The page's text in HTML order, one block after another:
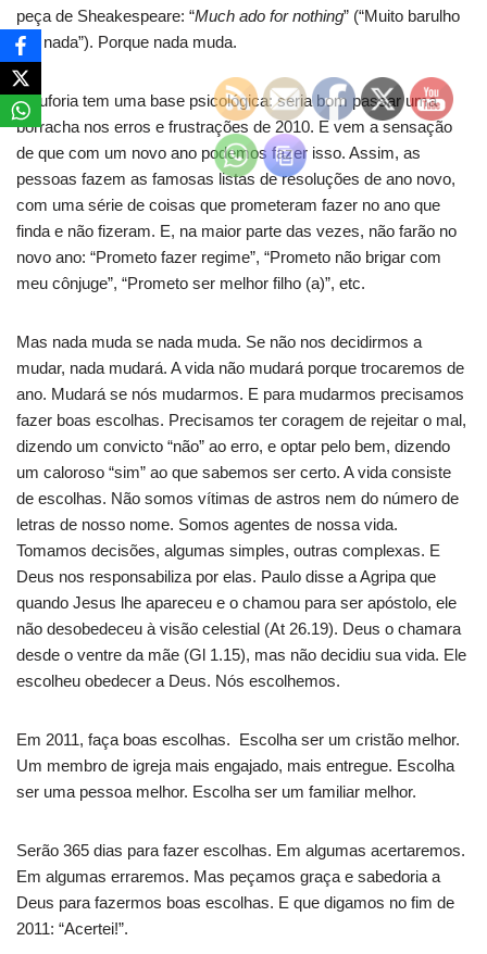
peça de Sheakespeare: “Much ado for nothing” (“Muito barulho
por nada”). Porque nada muda.
A euforia tem uma base psicológica: seria bom passar uma
borracha nos erros e frustrações de 2010. E vem a sensação
de que com um novo ano podemos fazer isso. Assim, as
pessoas fazem as famosas listas de resoluções de ano novo,
com uma série de coisas que prometeram fazer no ano que
finda e não fizeram. E, na maior parte das vezes, não farão no
novo ano: “Prometo fazer regime”, “Prometo não brigar com
meu cônjuge”, “Prometo ser melhor filho (a)”, etc.
Mas nada muda se nada muda. Se não nos decidirmos a
mudar, nada mudará. A vida não mudará porque trocaremos de
ano. Mudará se nós mudarmos. E para mudarmos precisamos
fazer boas escolhas. Precisamos ter coragem de rejeitar o mal,
dizendo um convicto “não” ao erro, e optar pelo bem, dizendo
um caloroso “sim” ao que sabemos ser certo. A vida consiste
de escolhas. Não somos vítimas de astros nem do número de
letras de nosso nome. Somos agentes de nossa vida.
Tomamos decisões, algumas simples, outras complexas. E
Deus nos responsabiliza por elas. Paulo disse a Agripa que
quando Jesus lhe apareceu e o chamou para ser apóstolo, ele
não desobedeceu à visão celestial (At 26.19). Deus o chamara
desde o ventre da mãe (Gl 1.15), mas não decidiu sua vida. Ele
escolheu obedecer a Deus. Nós escolhemos.
Em 2011, faça boas escolhas. Escolha ser um cristão melhor.
Um membro de igreja mais engajado, mais entregue. Escolha
ser uma pessoa melhor. Escolha ser um familiar melhor.
Serão 365 dias para fazer escolhas. Em algumas acertaremos.
Em algumas erraremos. Mas peçamos graça e sabedoria a
Deus para fazermos boas escolhas. E que digamos no fim de
2011: “Acertei!”.